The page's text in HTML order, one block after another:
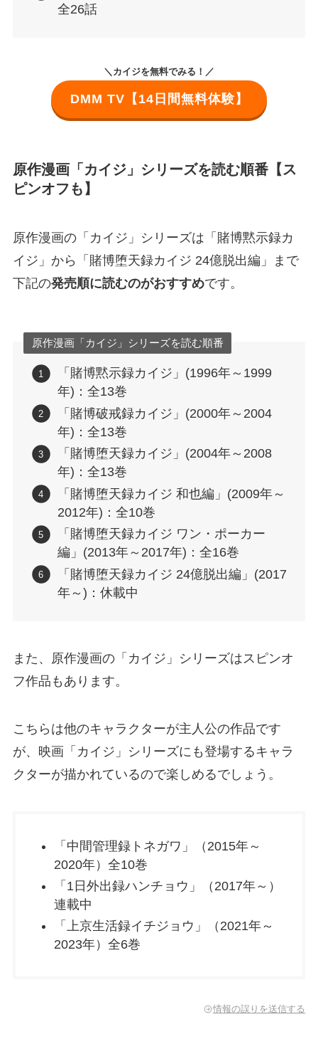
全26話
＼ カイジを無料でみる！ ／
DMM TV【14日間無料体験】
原作漫画「カイジ」シリーズを読む順番【ス
ピンオフも】
原作漫画の「カイジ」シリーズは「賭博黙示録カ
イジ」から「賭博堕天録カイジ 24億脱出編」まで
下記の発売順に読むのがおすすめです。
原作漫画「カイジ」シリーズを読む順番
「賭博黙示録カイジ」(1996年～1999
年)：全13巻
「賭博破戒録カイジ」(2000年～2004
年)：全13巻
「賭博堕天録カイジ」(2004年～2008
年)：全13巻
「賭博堕天録カイジ 和也編」(2009年～
2012年)：全10巻
「賭博堕天録カイジ ワン・ポーカー
編」(2013年～2017年)：全16巻
「賭博堕天録カイジ 24億脱出編」(2017
年～)：休載中
また、原作漫画の「カイジ」シリーズはスピンオ
フ作品もあります。
こちらは他のキャラクターが主人公の作品です
が、映画「カイジ」シリーズにも登場するキャラ
クターが描かれているので楽しめるでしょう。
「中間管理録トネガワ」（2015年～
2020年）全10巻
「1日外出録ハンチョウ」（2017年～）
連載中
「上京生活録イチジョウ」（2021年～
2023年）全6巻
情報の誤りを送信する